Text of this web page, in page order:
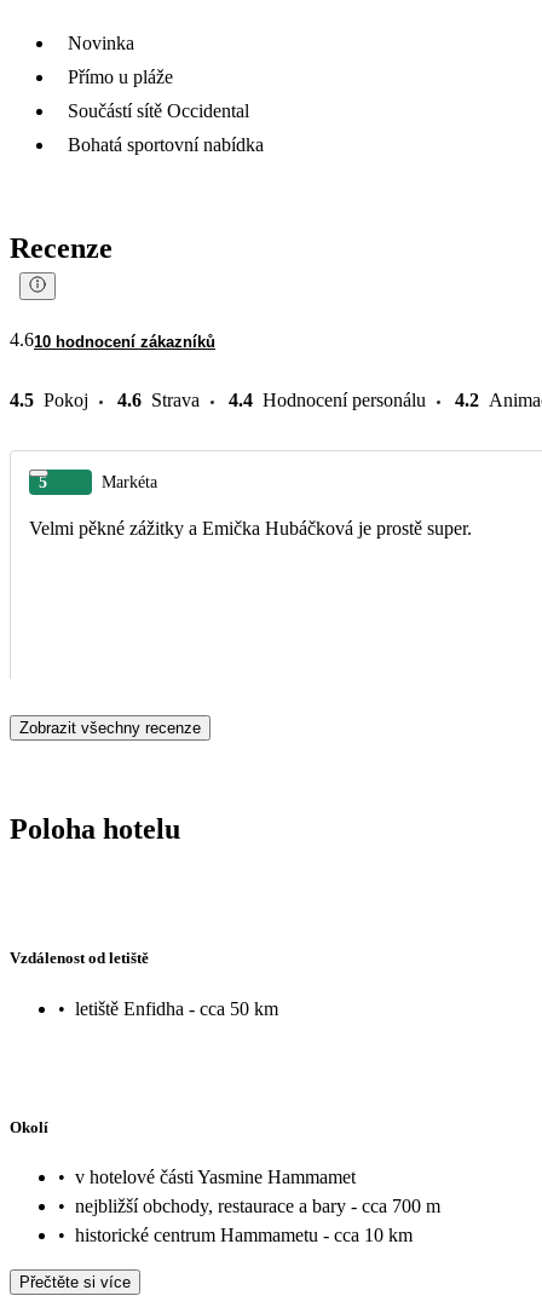
Novinka
Přímo u pláže
Součástí sítě Occidental
Bohatá sportovní nabídka
Recenze
4.610 hodnocení zákazníků
4.5 Pokoj 4.6 Strava 4.4 Hodnocení personálu 4.2
5 Markéta
Velmi pěkné zážitky a Emička Hubáčková je prostě super.
Zobrazit všechny recenze
Poloha hotelu
Vzdálenost od letiště
• letiště Enfidha - cca 50 km
Okolí
• v hotelové části Yasmine Hammamet
• nejbližší obchody, restaurace a bary - cca 700 m
• historické centrum Hammametu - cca 10 km
Přečtěte si více